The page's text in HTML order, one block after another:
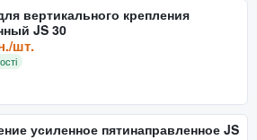
вертикального крепления
JS 30
шт.
усиленное пятинаправленное JS